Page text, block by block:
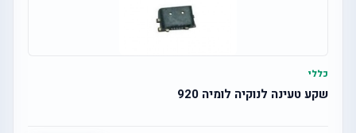
כללי
שקע טעינה לנוקיה לומיה 920